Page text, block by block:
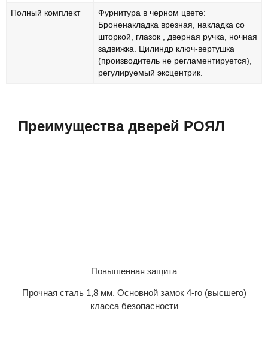
Полный комплект
Фурнитура в черном цвете:
Броненакладка врезная, накладка со
шторкой, глазок , дверная ручка, ночная
задвижка. Цилиндр ключ-вертушка
(производитель не регламентируется),
регулируемый эксцентрик.
Преимущества дверей РОЯЛ
Повышенная защита
Прочная сталь 1,8 мм. Основной замок 4-го (высшего)
класса безопасности